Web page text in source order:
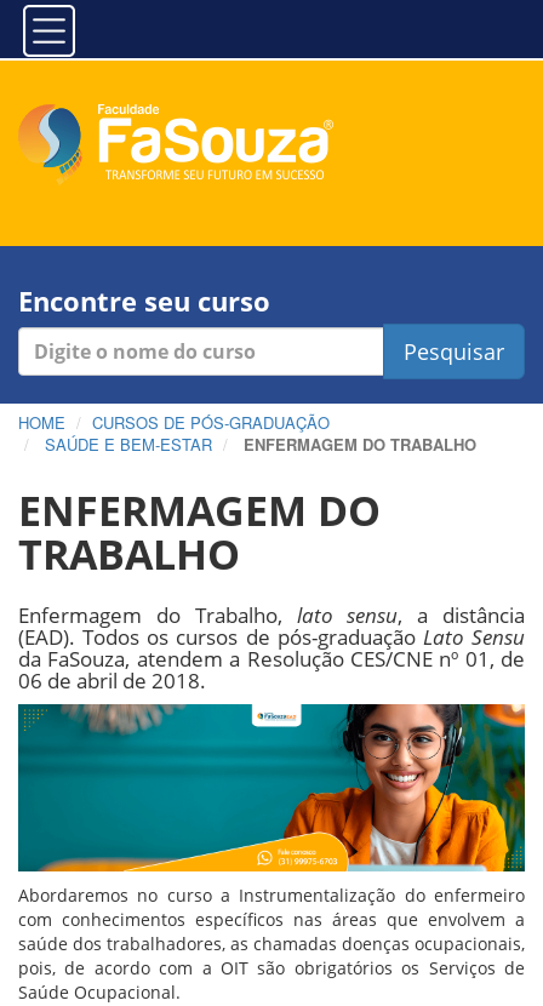
Encontre seu curso
Pesquisar
HOME
CURSOS DE PÓS-GRADUAÇÃO
SAÚDE E BEM-ESTAR
ENFERMAGEM DO TRABALHO
ENFERMAGEM DO
TRABALHO
Enfermagem do Trabalho, lato sensu, a distância
(EAD). Todos os cursos de pós-graduação Lato Sensu
da FaSouza, atendem a Resolução CES/CNE nº 01, de
06 de abril de 2018.
Abordaremos no curso a Instrumentalização do enfermeiro
com conhecimentos específicos nas áreas que envolvem a
saúde dos trabalhadores, as chamadas doenças ocupacionais,
pois, de acordo com a OIT são obrigatórios os Serviços de
Saúde Ocupacional.